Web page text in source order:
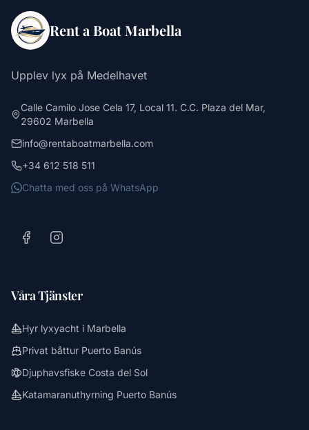
Rent a Boat Marbella
Upplev lyx på Medelhavet
Calle Camilo Jose Cela 17, Local 11. C.C. Plaza del Mar,
29602 Marbella
info@rentaboatmarbella.com
+34 612 518 511
Chatta med oss på WhatsApp
Våra Tjänster
Hyr lyxyacht i Marbella
Privat båttur Puerto Banús
Djuphavsfiske Costa del Sol
Katamaranuthyrning Puerto Banús